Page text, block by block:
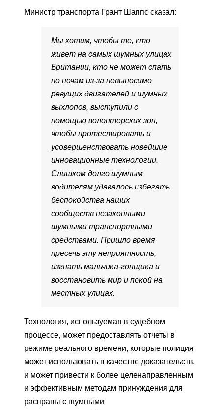
Министр транспорта Грант Шаппс сказал:
Мы хотим, чтобы те, кто
живет на самых шумных улицах
Британии, кто не может спать
по ночам из-за невыносимо
ревущих двигателей и шумных
выхлопов, выступили с
помощью волонтерских зон,
чтобы протестировать и
усовершенствовать новейшие
инновационные технологии.
Слишком долго шумным
водителям удавалось избегать
беспокойства наших
сообществ незаконными
шумными транспортными
средствами. Пришло время
пресечь эту неприятность,
изгнать мальчика-гонщика и
восстановить мир и покой на
местных улицах.
Технология, используемая в судебном
процессе, может предоставлять отчеты в
режиме реального времени, которые полиция
может использовать в качестве доказательств,
и может привести к более целенаправленным
и эффективным методам принуждения для
расправы с шумными